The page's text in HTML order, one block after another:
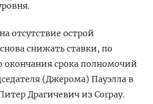
отсутствие острой
снижать ставки, по
окончания срока полномочий
(Джерома) Пауэлла ​в
Драгичевич ​из Corpay.